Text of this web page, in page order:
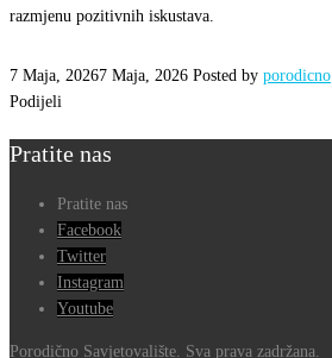
razmjenu pozitivnih iskustava.
7 Maja, 20267 Maja, 2026 Posted by porodicno
Podijeli
Pratite nas
Pratite nas
Facebook
Twitter
Instagram
Youtube
Porodično Savjetovalište. Sva prava zadržana.